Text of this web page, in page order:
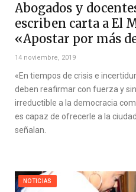
Abogados y
escriben carta a El
«Apostar por más
14 noviembre, 2019
«En tiempos de crisis e
deben reafirmar con fuerza y
irreductible a la democracia
es capaz de ofrecerle a la
señalan.
NOTICIAS